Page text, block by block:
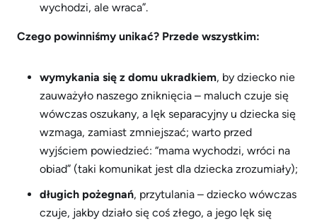
wychodzi, ale wraca”.
Czego powinniśmy unikać? Przede wszystkim:
wymykania się z domu ukradkiem, by dziecko nie
zauważyło naszego zniknięcia – maluch czuje się
wówczas oszukany, a lęk separacyjny u dziecka się
wzmaga, zamiast zmniejszać; warto przed
wyjściem powiedzieć: “mama wychodzi, wróci na
obiad” (taki komunikat jest dla dziecka zrozumiały);
długich pożegnań, przytulania – dziecko wówczas
czuje, jakby działo się coś złego, a jego lęk się